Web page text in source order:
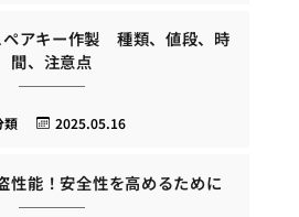
ペアキー作製 種類、値段、時
間、注意点
2025.05.16
類
性能！安全性を高めるために